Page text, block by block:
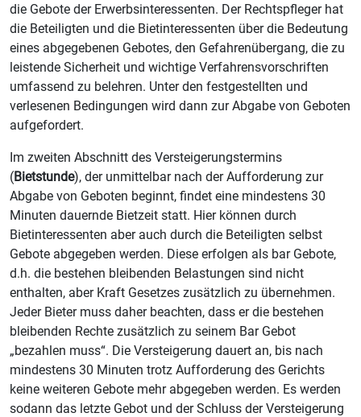
die Gebote der Erwerbsinteressenten. Der Rechtspfleger hat
die Beteiligten und die Bietinteressenten über die Bedeutung
eines abgegebenen Gebotes, den Gefahrenübergang, die zu
leistende Sicherheit und wichtige Verfahrensvorschriften
umfassend zu belehren. Unter den festgestellten und
verlesenen Bedingungen wird dann zur Abgabe von Geboten
aufgefordert.
Im zweiten Abschnitt des Versteigerungstermins
(Bietstunde), der unmittelbar nach der Aufforderung zur
Abgabe von Geboten beginnt, findet eine mindestens 30
Minuten dauernde Bietzeit statt. Hier können durch
Bietinteressenten aber auch durch die Beteiligten selbst
Gebote abgegeben werden. Diese erfolgen als bar Gebote,
d.h. die bestehen bleibenden Belastungen sind nicht
enthalten, aber Kraft Gesetzes zusätzlich zu übernehmen.
Jeder Bieter muss daher beachten, dass er die bestehen
bleibenden Rechte zusätzlich zu seinem Bar Gebot
„bezahlen muss“. Die Versteigerung dauert an, bis nach
mindestens 30 Minuten trotz Aufforderung des Gerichts
keine weiteren Gebote mehr abgegeben werden. Es werden
sodann das letzte Gebot und der Schluss der Versteigerung